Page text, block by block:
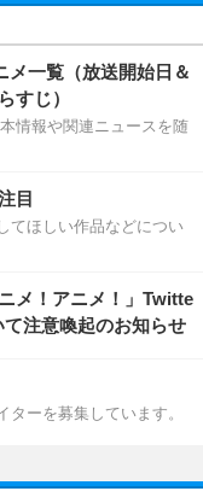
メ一覧（放送開始日＆
すじ）
情報や関連ニュースを随
目
てほしい作品などについ
メ！アニメ！」Twitte
注意喚起のお知らせ
ーを募集しています。